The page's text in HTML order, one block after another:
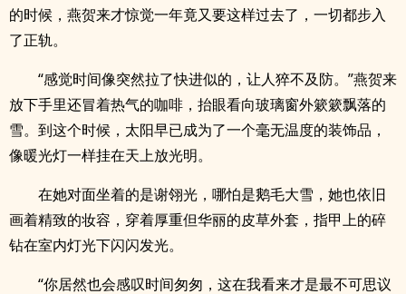
的时候，燕贺来才惊觉一年竟又要这样过去了，一切都步入
了正轨。
“感觉时间像突然拉了快进似的，让人猝不及防。”燕贺来
放下手里还冒着热气的咖啡，抬眼看向玻璃窗外簌簌飘落的
雪。到这个时候，太阳早已成为了一个毫无温度的装饰品，
像暖光灯一样挂在天上放光明。
在她对面坐着的是谢翎光，哪怕是鹅毛大雪，她也依旧
画着精致的妆容，穿着厚重但华丽的皮草外套，指甲上的碎
钻在室内灯光下闪闪发光。
“你居然也会感叹时间匆匆，这在我看来才是最不可思议